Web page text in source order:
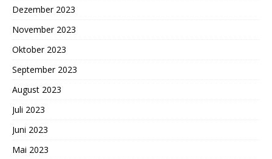
Dezember 2023
November 2023
Oktober 2023
September 2023
August 2023
Juli 2023
Juni 2023
Mai 2023